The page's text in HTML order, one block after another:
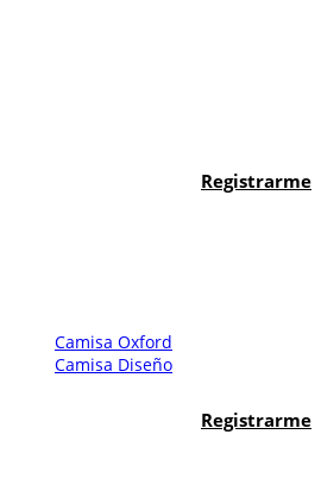
Registrarme
Camisa Oxford
Camisa Diseño
Registrarme